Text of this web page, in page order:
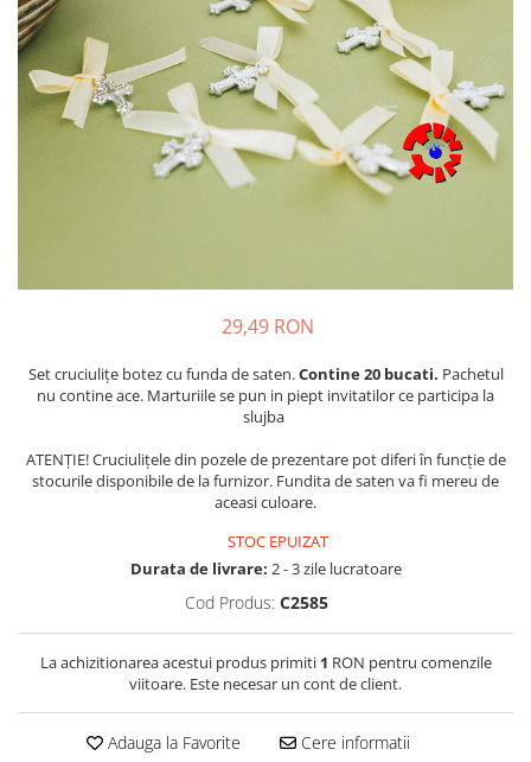
Tenisi
29,49 RON
Set cruciulițe botez cu funda de saten.Contine 20 bucati. Pachetul
nu contine ace. Marturiile se pun in piept invitatilor ce participa la
slujba
ATENȚIE! Cruciulițele din pozele de prezentare pot diferi în funcție de
stocurile disponibile de la furnizor. Fundita de saten va fi mereu de
aceasi culoare.
STOC EPUIZAT
Durata de livrare: 2 - 3 zile lucratoare
Cod Produs: C2585
La achizitionarea acestui produs primiti 1 RON pentru comenzile
viitoare. Este necesar un cont de client.
Adauga la Favorite Cere informatii